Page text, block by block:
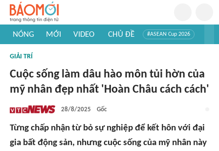
NÓNG MỚI VIDEO CHỦ ĐỀ #ASEAN Cup 2026
#Khám phá thế giới
GIẢI TRÍ
Cuộc sống làm dâu hào môn tủi hờn của
mỹ nhân đẹp nhất 'Hoàn Châu cách cách'
28/8/2025 Gốc
Từng chấp nhận từ bỏ sự nghiệp để kết hôn với đại
gia bất động sản, nhưng cuộc sống của mỹ nhân này